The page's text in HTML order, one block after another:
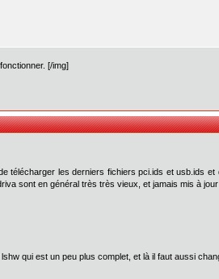
[/img]
télécharger les derniers fichiers pci.ids et usb.ids
sont en général très très vieux, et jamais mis à jour
qui est un peu plus complet, et là il faut aussi